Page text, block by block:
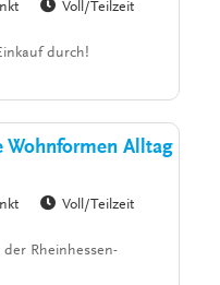
Voll/Teilzeit
durch!
Wohnformen Alltag
Voll/Teilzeit
Rheinhessen-